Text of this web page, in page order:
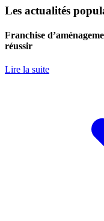
Les actualités
Franchise
réussir
Lire la suite